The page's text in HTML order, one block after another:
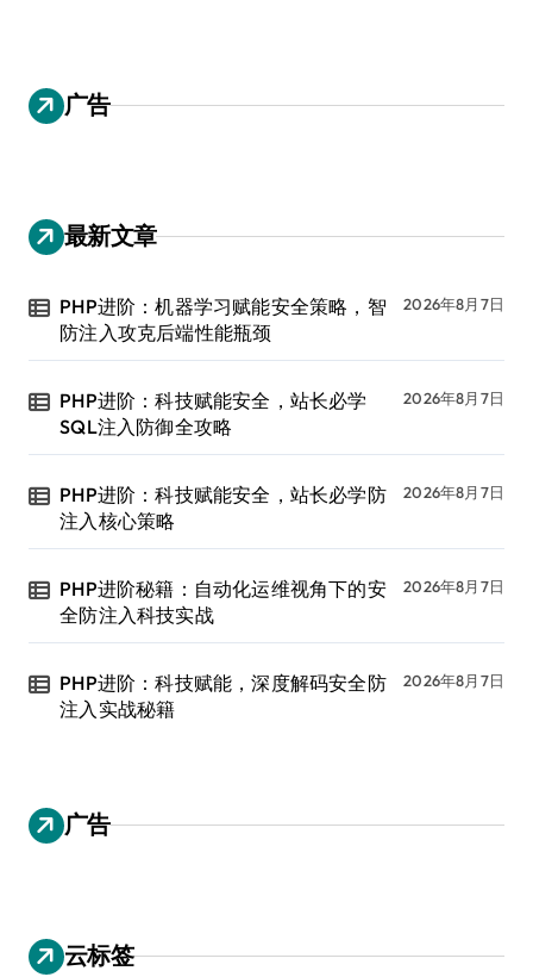
广告
最新文章
PHP进阶：机器学习赋能安全策略，智
防注入攻克后端性能瓶颈
2026年8月7日
PHP进阶：科技赋能安全，站长必学
SQL注入防御全攻略
2026年8月7日
PHP进阶：科技赋能安全，站长必学防
注入核心策略
2026年8月7日
PHP进阶秘籍：自动化运维视角下的安
全防注入科技实战
2026年8月7日
PHP进阶：科技赋能，深度解码安全防
注入实战秘籍
2026年8月7日
广告
云标签